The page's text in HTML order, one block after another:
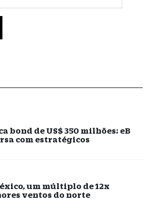
bond de US$ 350 milhões; eB
com estratégicos
um múltiplo de 12x
ventos do norte